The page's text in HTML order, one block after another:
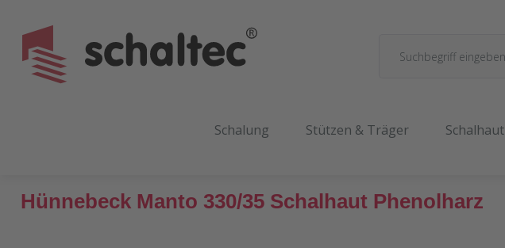
Schalung Stützen & Träger Schalhaut
Hünnebeck Manto 330/35 Schalhaut Phenolharz